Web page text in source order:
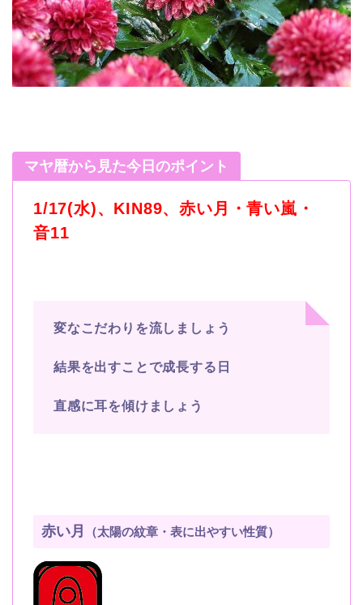
マヤ暦から見た今日のポイント
1/17(水)、KIN89、赤い月・青い嵐・
音11
変なこだわりを流しましょう
結果を出すことで成長する日
直感に耳を傾けましょう
赤い月 （太陽の紋章・表に出やすい性質）